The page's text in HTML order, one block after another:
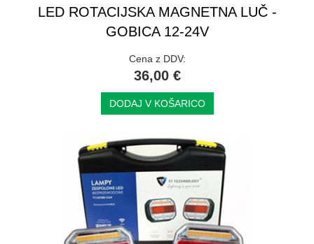
LED ROTACIJSKA MAGNETNA LUČ -
GOBICA 12-24V
Cena z DDV:
36,00 €
DODAJ V KOŠARICO